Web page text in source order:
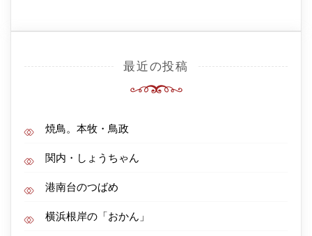
最近の投稿
焼鳥。本牧・鳥政
関内・しょうちゃん
港南台のつばめ
横浜根岸の「おかん」